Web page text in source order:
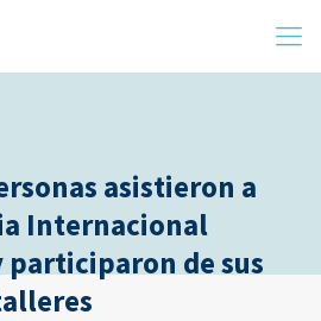
asistieron a
Internacional
participaron de sus